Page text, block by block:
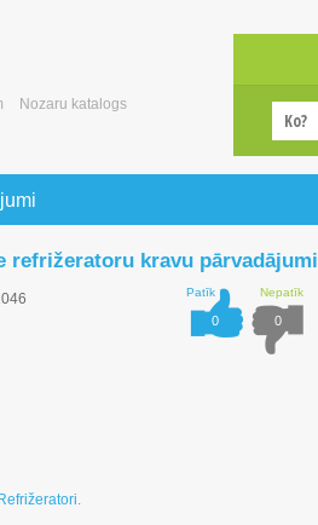
Nozaru katalogs
refrižeratoru kravu pārvadājumi
Patīk
0
Nepatīk
0